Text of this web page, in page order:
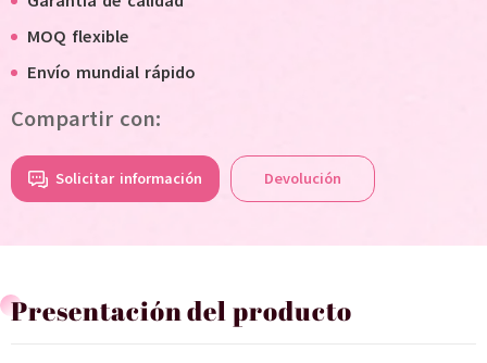
MOQ flexible
Envío mundial rápido
Compartir con:
Solicitar información Devolución
Presentación del producto